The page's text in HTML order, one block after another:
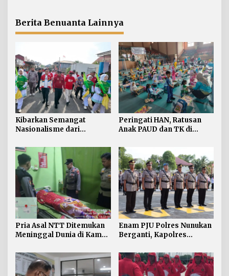
Berita Benuanta Lainnya
Kibarkan Semangat
Nasionalisme dari
Merah Putih 81 Meter
Dibentangkan di Sebatik
Peringati HAN, Ratusan
Anak PAUD dan TK di
Lomba Menggambar dan
Mewarnai
Pria Asal NTT Ditemukan
Meninggal Dunia di Kamar
Enam PJU Polres Nunukan
Berganti, Kapolres
Personel